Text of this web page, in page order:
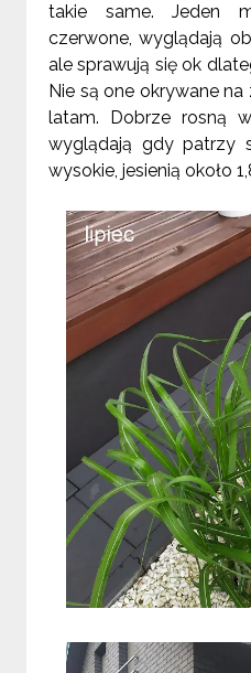
takie same. Jeden
czerwone, wyglądają
ale sprawują się ok
Nie są one okrywane
latam. Dobrze rosną
wyglądają gdy patrzy
wysokie, jesienią około